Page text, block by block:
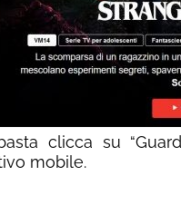
clicca su
mobile.